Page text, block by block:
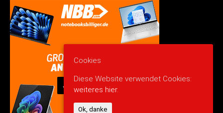
Cookies
Diese Website verwendet Cookies:
weiteres hier.
Ok, danke